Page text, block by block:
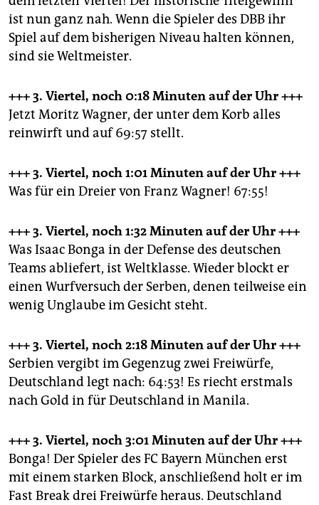
ist nun ganz nah. Wenn die Spieler des DBB ihr
Spiel auf dem bisherigen Niveau halten können,
sind sie Weltmeister.
+++ 3. Viertel, noch 0:18 Minutenauf der Uhr +++
Jetzt Moritz Wagner, der unter dem Korb alles
reinwirft und auf 69:57 stellt.
+++ 3. Viertel, noch 1:01 Minutenauf der Uhr +++
Was für ein Dreier von Franz Wagner! 67:55!
+++ 3. Viertel, noch 1:32 Minutenauf der Uhr +++
Was Isaac Bonga in der Defense des deutschen
Teams abliefert, ist Weltklasse. Wieder blockt er
einen Wurfversuch der Serben, denen teilweise ein
wenig Unglaube im Gesicht steht.
+++ 3. Viertel, noch 2:18 Minutenauf der Uhr +++
Serbien vergibt im Gegenzug zwei Freiwürfe,
Deutschland legt nach: 64:53! Es riecht erstmals
nach Gold in für Deutschland in Manila.
+++ 3. Viertel, noch 3:01 Minutenauf der Uhr +++
Bonga! Der Spieler des FC Bayern München erst
mit einem starken Block, anschließend holt er im
Fast Break drei Freiwürfe heraus. Deutschland